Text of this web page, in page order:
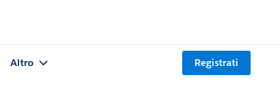
Altro Registrati